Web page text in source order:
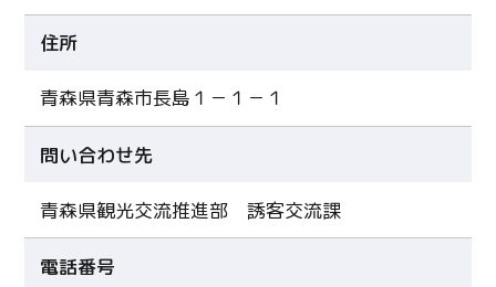
住所
青森県青森市長島１－１－１
問い合わせ先
青森県観光交流推進部 誘客交流課
電話番号